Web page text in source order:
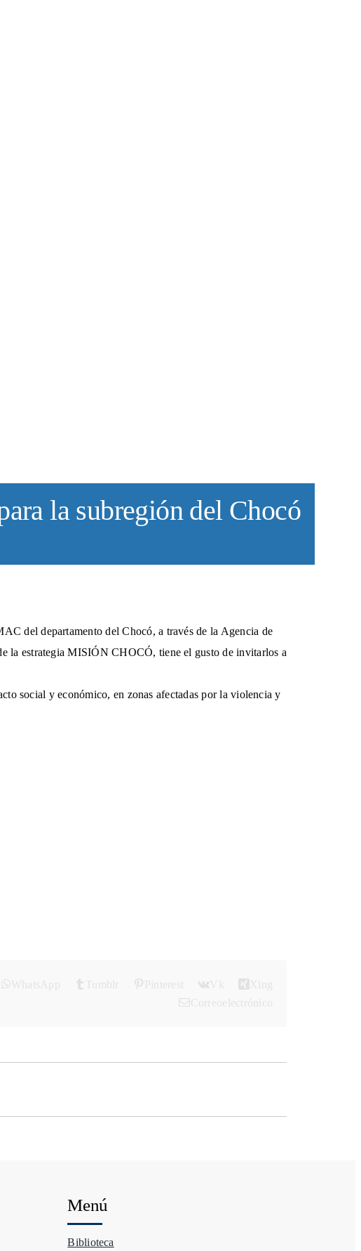
la subregión del Chocó
del departamento del Chocó, a través de la Agencia de
la estrategia MISIÓN CHOCÓ, tiene el gusto de invitarlos a
social y económico, en zonas afectadas por la violencia y
Menú
Biblioteca